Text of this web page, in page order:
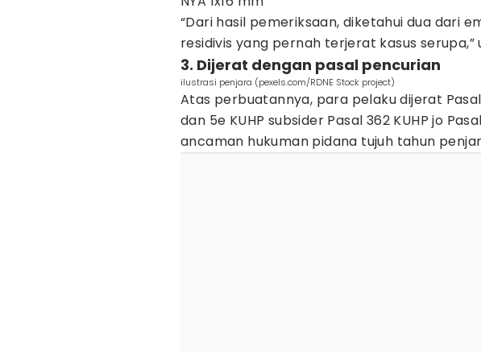
“Dari hasil pemeriksaan, diketahui dua dari
residivis yang pernah terjerat kasus serupa,”
3. Dijerat dengan pasal pencurian
ilustrasi penjara (pexels.com/RDNE Stock project)
Atas perbuatannya, para pelaku dijerat
dan 5e KUHP subsider Pasal 362 KUHP jo
ancaman hukuman pidana tujuh tahun